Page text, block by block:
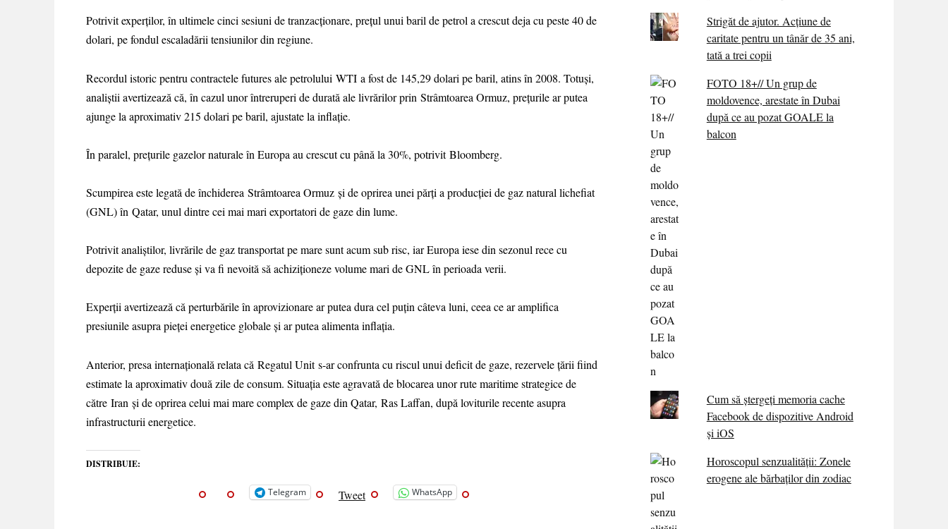
Potrivit experților, în ultimele cinci sesiuni de tranzacționare, prețul unui baril de petrol a crescut deja cu peste 40 de
dolari, pe fondul escaladării tensiunilor din regiune.
Recordul istoric pentru contractele futures ale petrolului WTI a fost de 145,29 dolari pe baril, atins în 2008. Totuși,
analiștii avertizează că, în cazul unor întreruperi de durată ale livrărilor prin Strâmtoarea Ormuz, prețurile ar putea
ajunge la aproximativ 215 dolari pe baril, ajustate la inflație.
În paralel, prețurile gazelor naturale în Europa au crescut cu până la 30%, potrivit Bloomberg.
Scumpirea este legată de închiderea Strâmtoarea Ormuz și de oprirea unei părți a producției de gaz natural lichefiat
(GNL) în Qatar, unul dintre cei mai mari exportatori de gaze din lume.
Potrivit analiștilor, livrările de gaz transportat pe mare sunt acum sub risc, iar Europa iese din sezonul rece cu
depozite de gaze reduse și va fi nevoită să achiziționeze volume mari de GNL în perioada verii.
Experții avertizează că perturbările în aprovizionare ar putea dura cel puțin câteva luni, ceea ce ar amplifica
presiunile asupra pieței energetice globale și ar putea alimenta inflația.
Anterior, presa internațională relata că Regatul Unit s-ar confrunta cu riscul unui deficit de gaze, rezervele țării fiind
estimate la aproximativ două zile de consum. Situația este agravată de blocarea unor rute maritime strategice de
către Iran și de oprirea celui mai mare complex de gaze din Qatar, Ras Laffan, după loviturile recente asupra
infrastructurii energetice.
DISTRIBUIE:
Telegram Tweet WhatsApp
Strigăt de ajutor. Acțiune de
caritate pentru un tânăr de 35 ani,
tată a trei copii
FOTO 18+// Un grup de
moldovence, arestate în Dubai
după ce au pozat GOALE la
balcon
Cum să ștergeți memoria cache
Facebook de dispozitive Android
și iOS
Horoscopul senzualității: Zonele
erogene ale bărbaților din zodiac